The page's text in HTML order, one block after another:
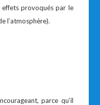
effets provoqués par le
l’atmosphère).
parce qu’il